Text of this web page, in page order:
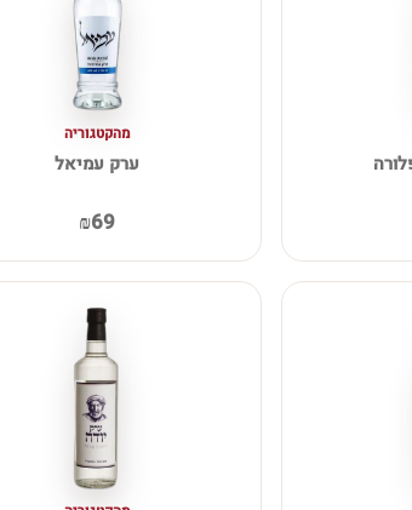
מהקטגוריה
ערק עמיאל
₪69